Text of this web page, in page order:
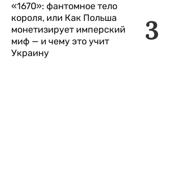
3
«1670»: фантомное тело
короля, или Как Польша
монетизирует имперский
миф — и чему это учит
Украину